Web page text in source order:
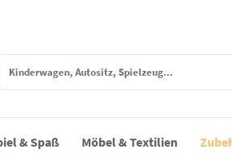
& Spaß Möbel & Textilien